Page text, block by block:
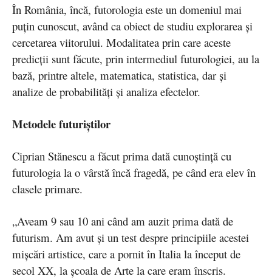
În România, încă, futorologia este un domeniul mai
puțin cunoscut, având ca obiect de studiu explorarea și
cercetarea viitorului. Modalitatea prin care aceste
predicții sunt făcute, prin intermediul futurologiei, au la
bază, printre altele, matematica, statistica, dar și
analize de probabilități și analiza efectelor.
Metodele futuriștilor
Ciprian Stănescu a făcut prima dată cunoștință cu
futurologia la o vârstă încă fragedă, pe când era elev în
clasele primare.
„Aveam 9 sau 10 ani când am auzit prima dată de
futurism. Am avut și un test despre principiile acestei
mișcări artistice, care a pornit în Italia la început de
secol XX, la școala de Arte la care eram înscris.